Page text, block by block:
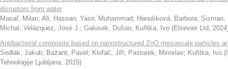
disruptors from water
Masař, Milan; Ali, Hassan; Yasir, Muhammad; Hanulíková, Barbora; Sisman,
Michal ; Velázquez, José J.; Galusek, Dušan; Kuřitka, Ivo (Elsevier Ltd, 2024
Antibacterial composite based on nanostructured ZnO mesoscale particles
Sedlák, Jakub; Bažant, Pavel ; Klofáč, Jiří; Pastorek, Miroslav; Kuřitka, Ivo (
Tehnologije Ljubljana, 2015)